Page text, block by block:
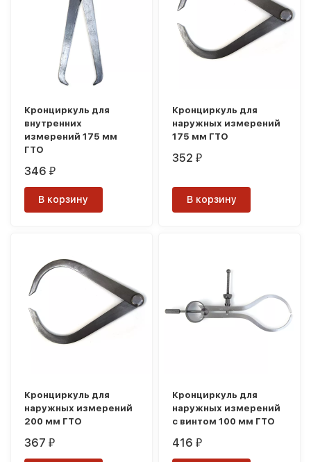
Кронциркуль для
внутренних
измерений 175 мм
ГТО
346₽
В корзину
Кронциркуль для
наружных измерений
175 мм ГТО
352₽
В корзину
Кронциркуль для
наружных измерений
200 мм ГТО
367₽
Кронциркуль для
наружных измерений
с винтом 100 мм ГТО
416₽